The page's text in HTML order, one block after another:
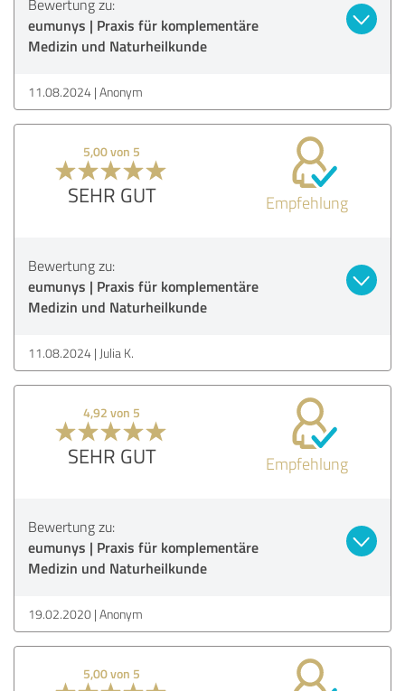
Bewertung zu:
eumunys | Praxis für komplementäre
Medizin und Naturheilkunde
11.08.2024 Anonym
5,00 von 5
SEHR GUT Empfehlung
Bewertung zu:
eumunys | Praxis für komplementäre
Medizin und Naturheilkunde
11.08.2024 Julia K.
4,92 von 5
SEHR GUT Empfehlung
Bewertung zu:
eumunys | Praxis für komplementäre
Medizin und Naturheilkunde
19.02.2020 Anonym
5,00 von 5